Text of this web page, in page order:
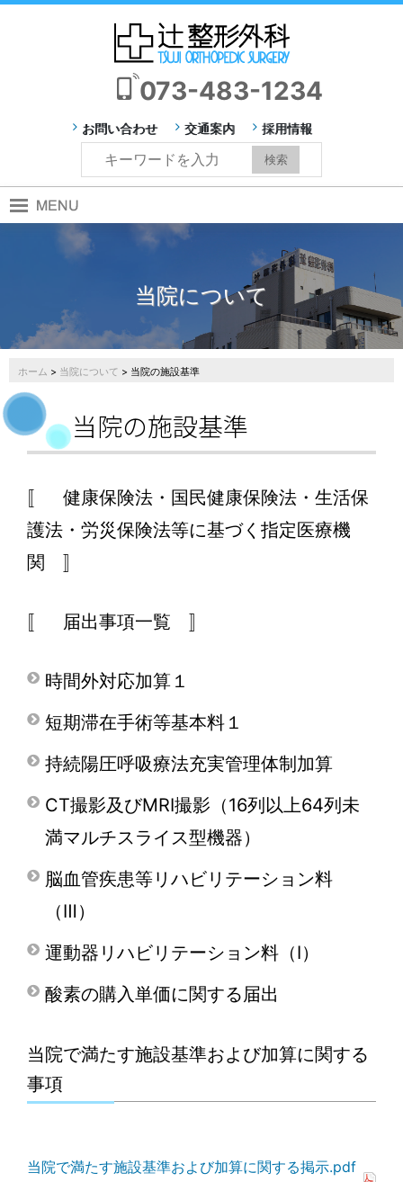
073-483-1234
お問い合わせ 交通案内 採用情報
当院について
ホーム > 当院について > 当院の施設基準
当院の施設基準
〚 健康保険法・国民健康保険法・生活保
護法・労災保険法等に基づく指定医療機
関 〛
〚 届出事項一覧 〛
時間外対応加算１
短期滞在手術等基本料１
持続陽圧呼吸療法充実管理体制加算
CT撮影及びMRI撮影（16列以上64列未
満マルチスライス型機器）
脳血管疾患等リハビリテーション料
（Ⅲ）
運動器リハビリテーション料（Ⅰ）
酸素の購入単価に関する届出
当院で満たす施設基準および加算に関する
事項
当院で満たす施設基準および加算に関する掲示.pdf